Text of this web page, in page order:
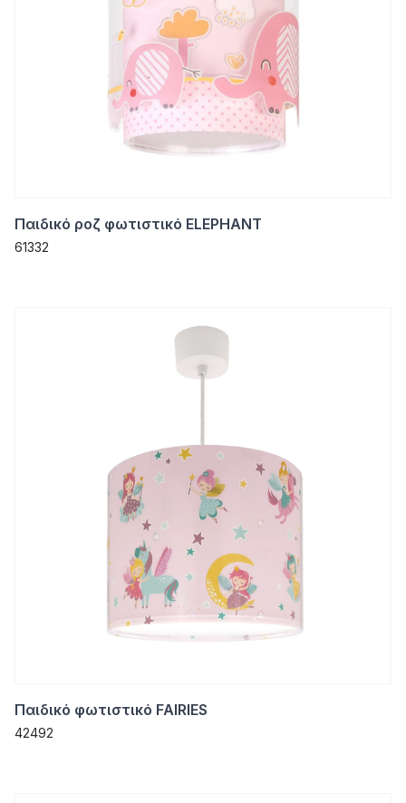
Παιδικό ροζ φωτιστικό ELEPHANT
61332
Παιδικό φωτιστικό FAIRIES
42492